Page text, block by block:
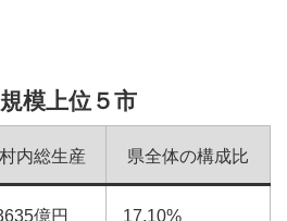
模上位５市
内総生産 県全体の構成比
億円 17.10%